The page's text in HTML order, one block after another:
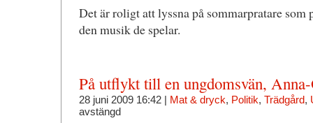
Det är roligt att lyssna på sommarpratare som
den musik de spelar.
På utflykt till en ungdomsvän,
28 juni 2009 16:42 | Mat & dryck, Politik, Trädgård,
avstängd